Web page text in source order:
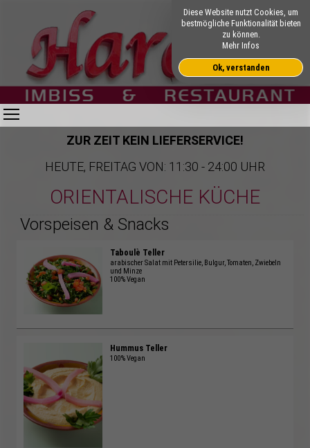
ZUR ZEIT KEIN LIEFERSERVICE!
HEUTE, FREITAG VON: 11:30 - 24:00 UHR
ORIENTALISCHE KÜCHE
Vorspeisen & Snacks
Taboulè Teller
arabischer Salat mit Petersilie, Bulgur, Tomaten, Zwiebeln
und Minze
100% Vegan
Hummus Teller
100% Vegan
Diese Website nutzt Cookies, um
bestmögliche Funktionalität bieten
zu können.
Mehr Infos
Ok, verstanden